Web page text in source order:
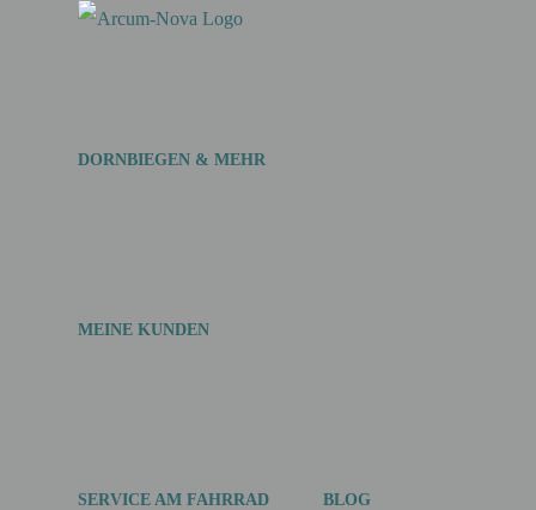
DORNBIEGEN & MEHR
MEINE KUNDEN
SERVICE AM FAHRRAD BLOG